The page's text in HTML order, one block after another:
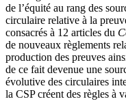
de l’équité au rang des
circulaire relative à la
consacrés à 12 articles du
de nouveaux règlements
production des preuves
de ce fait devenue une
évolutive des circulaires
la CSP créent des règles à